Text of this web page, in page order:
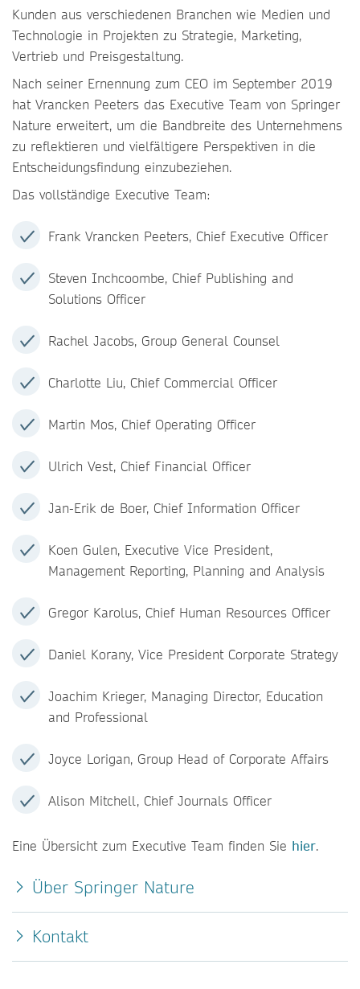
Kunden aus verschiedenen Branchen wie Medien und
Technologie in Projekten zu Strategie, Marketing,
Vertrieb und Preisgestaltung.
Nach seiner Ernennung zum CEO im September 2019
hat Vrancken Peeters das Executive Team von Springer
Nature erweitert, um die Bandbreite des Unternehmens
zu reflektieren und vielfältigere Perspektiven in die
Entscheidungsfindung einzubeziehen.
Das vollständige Executive Team:
Frank Vrancken Peeters, Chief Executive Officer
Steven Inchcoombe, Chief Publishing and
Solutions Officer
Rachel Jacobs, Group General Counsel
Charlotte Liu, Chief Commercial Officer
Martin Mos, Chief Operating Officer
Ulrich Vest, Chief Financial Officer
Jan-Erik de Boer, Chief Information Officer
Koen Gulen, Executive Vice President,
Management Reporting, Planning and Analysis
Gregor Karolus, Chief Human Resources Officer
Daniel Korany, Vice President Corporate Strategy
Joachim Krieger, Managing Director, Education
and Professional
Joyce Lorigan, Group Head of Corporate Affairs
Alison Mitchell, Chief Journals Officer
Eine Übersicht zum Executive Team finden Sie hier.
Über Springer Nature
Kontakt